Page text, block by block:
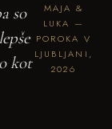
so
kot
MAJA &
LUKA —
POROKA V
LJUBLJANI,
2026